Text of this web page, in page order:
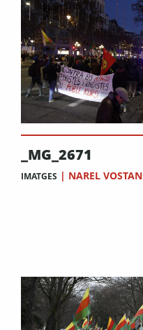
_MG_2671
IMATGES | NAREL VOSTAN